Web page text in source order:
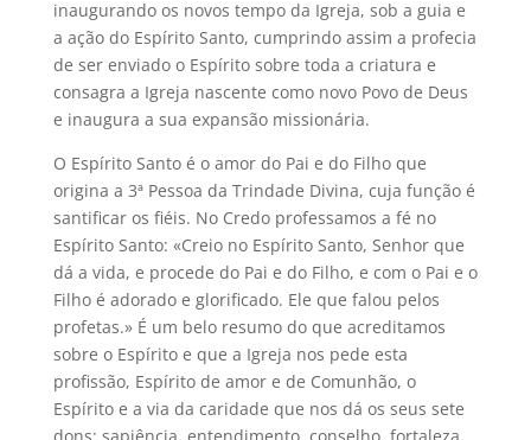
inaugurando os novos tempo da Igreja, sob a guia e
a ação do Espírito Santo, cumprindo assim a profecia
de ser enviado o Espírito sobre toda a criatura e
consagra a Igreja nascente como novo Povo de Deus
e inaugura a sua expansão missionária.
O Espírito Santo é o amor do Pai e do Filho que
origina a 3ª Pessoa da Trindade Divina, cuja função é
santificar os fiéis. No Credo professamos a fé no
Espírito Santo: «Creio no Espírito Santo, Senhor que
dá a vida, e procede do Pai e do Filho, e com o Pai e o
Filho é adorado e glorificado. Ele que falou pelos
profetas.» É um belo resumo do que acreditamos
sobre o Espírito e que a Igreja nos pede esta
profissão, Espírito de amor e de Comunhão, o
Espírito e a via da caridade que nos dá os seus sete